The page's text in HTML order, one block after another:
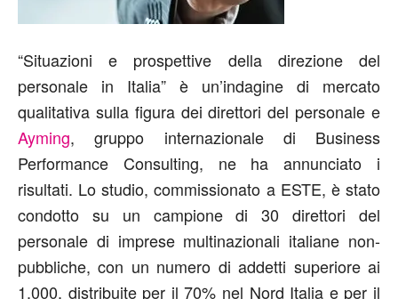
“Situazioni e prospettive della direzione del
personale in Italia” è un’indagine di mercato
qualitativa sulla figura dei direttori del personale e
Ayming, gruppo internazionale di Business
Performance Consulting, ne ha annunciato i
risultati. Lo studio, commissionato a ESTE, è stato
condotto su un campione di 30 direttori del
personale di imprese multinazionali italiane non-
pubbliche, con un numero di addetti superiore ai
1.000, distribuite per il 70% nel Nord Italia e per il